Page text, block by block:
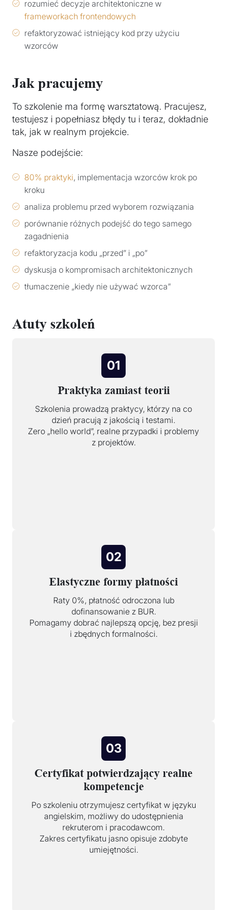
rozumieć decyzje architektoniczne w
frameworkach frontendowych
refaktoryzować istniejący kod przy użyciu
wzorców
Jak pracujemy
To szkolenie ma formę warsztatową. Pracujesz,
testujesz i popełniasz błędy tu i teraz, dokładnie
tak, jak w realnym projekcie.
Nasze podejście:
80% praktyki, implementacja wzorców krok po
kroku
analiza problemu przed wyborem rozwiązania
porównanie różnych podejść do tego samego
zagadnienia
refaktoryzacja kodu „przed” i „po”
dyskusja o kompromisach architektonicznych
tłumaczenie „kiedy nie używać wzorca”
Atuty szkoleń
01
Praktyka zamiast teorii
Szkolenia prowadzą praktycy, którzy na co
dzień pracują z jakością i testami.
Zero „hello world”, realne przypadki i problemy
z projektów.
02
Elastyczne formy płatności
Raty 0%, płatność odroczona lub
dofinansowanie z BUR.
Pomagamy dobrać najlepszą opcję, bez presji
i zbędnych formalności.
03
Certyfikat potwierdzający realne
kompetencje
Po szkoleniu otrzymujesz certyfikat w języku
angielskim, możliwy do udostępnienia
rekruterom i pracodawcom.
Zakres certyfikatu jasno opisuje zdobyte
umiejętności.